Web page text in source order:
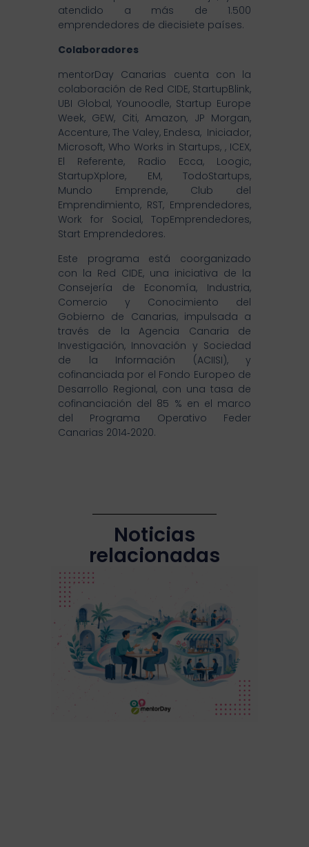
atendido a más de 1.500
emprendedores de diecisiete países.
Colaboradores
mentorDay Canarias cuenta con la
colaboración de Red CIDE, StartupBlink,
UBI Global, Younoodle, Startup Europe
Week, GEW, Citi, Amazon, JP Morgan,
Accenture, The Valey, Endesa, Iniciador,
Microsoft, Who Works in Startups, , ICEX,
El Referente, Radio Ecca, Loogic,
StartupXplore, EM, TodoStartups,
Mundo Emprende, Club del
Emprendimiento, RST, Emprendedores,
Work for Social, TopEmprendedores,
Start Emprendedores.
Este programa está coorganizado
con la Red CIDE, una iniciativa de la
Consejería de Economía, Industria,
Comercio y Conocimiento del
Gobierno de Canarias, impulsada a
través de la Agencia Canaria de
Investigación, Innovación y Sociedad
de la Información (ACIISI), y
cofinanciada por el Fondo Europeo de
Desarrollo Regional, con una tasa de
cofinanciación del 85 % en el marco
del Programa Operativo Feder
Canarias 2014‐2020.
Noticias
relacionadas